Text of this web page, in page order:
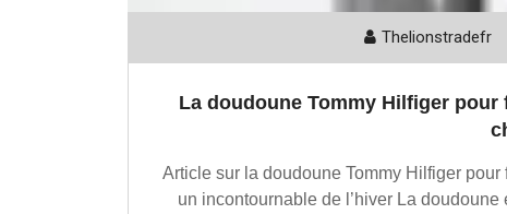
Thelionstradefr
La doudoune Tommy Hilfiger pour
Article sur la doudoune Tommy Hilfiger
un incontournable de l’hiver La